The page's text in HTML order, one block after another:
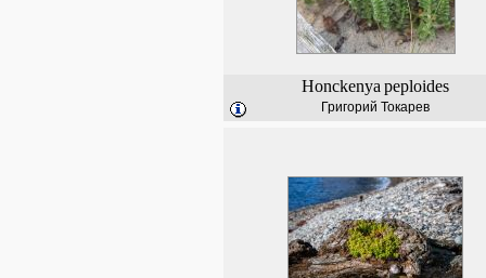
Honckenya peploides
Григорий Токарев